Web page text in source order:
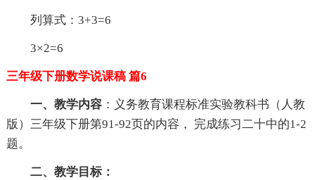
列算式：3+3=6
3×2=6
三年级下册数学说课稿 篇6
一、教学内容：义务教育课程标准实验教科书（人教
版）三年级下册第91-92页的内容， 完成练习二十中的1-2
题。
二、教学目标：